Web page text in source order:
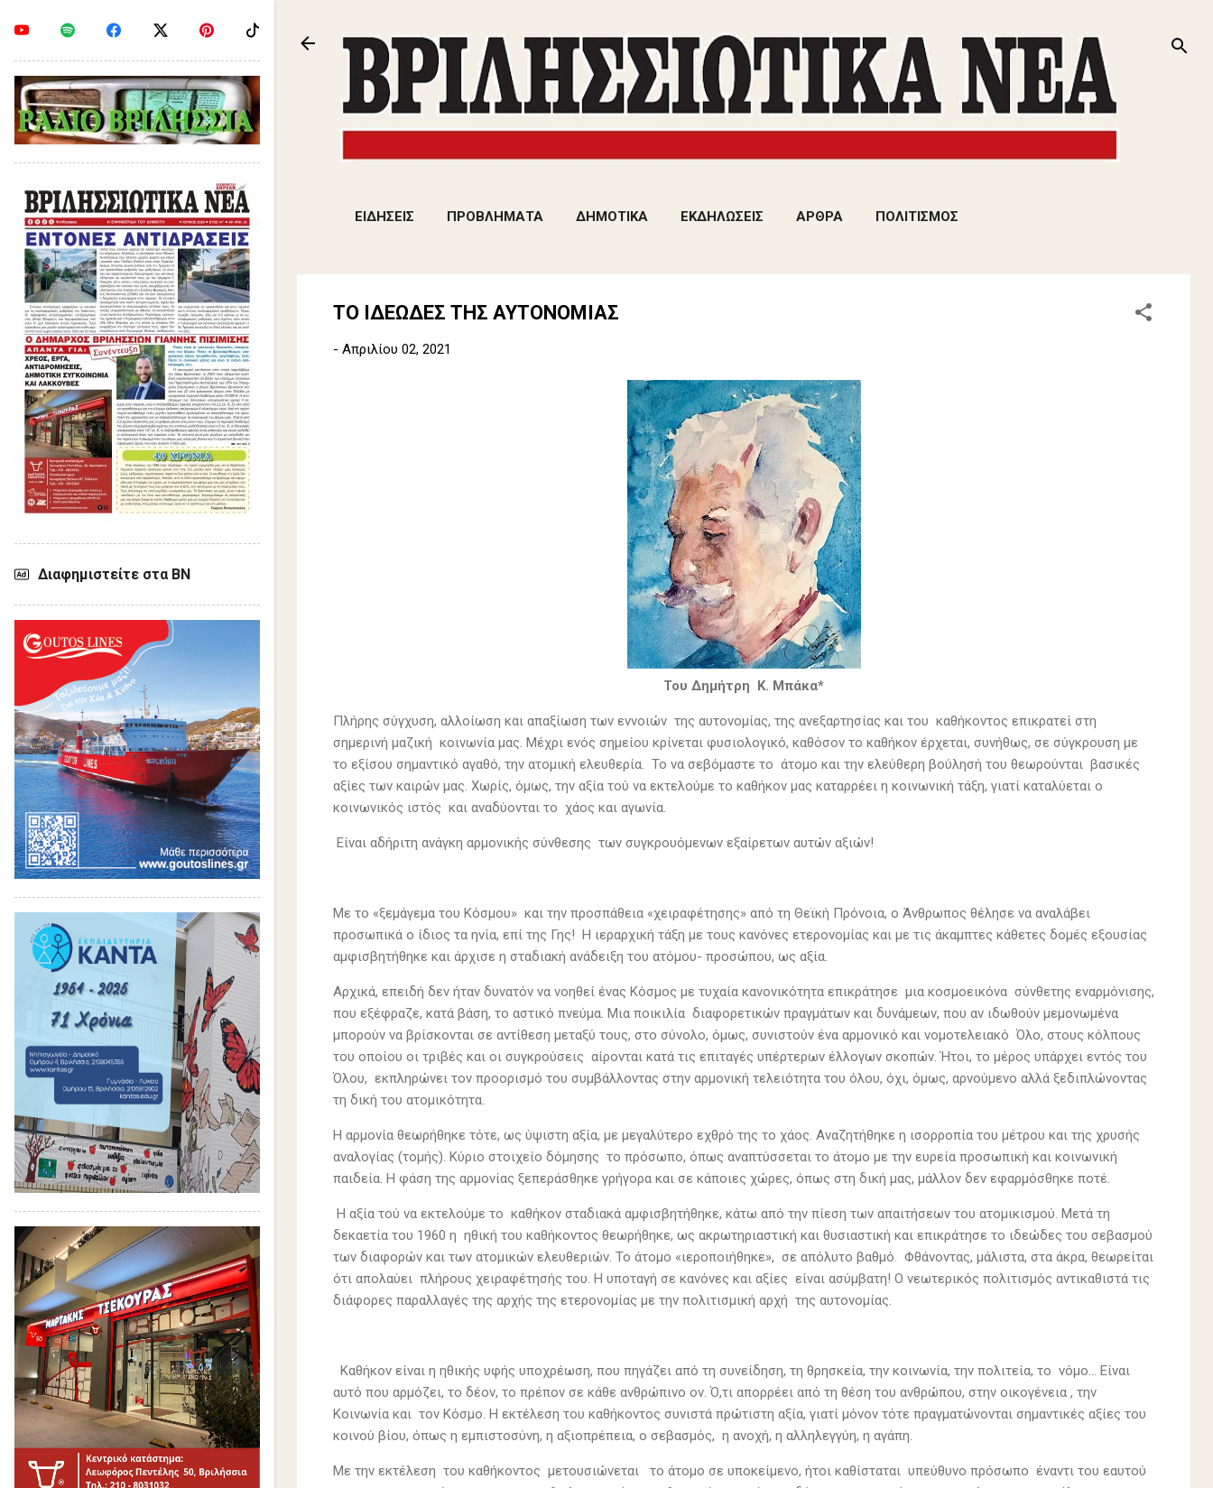
ΕΙΔΗΣΕΙΣ ΠΡΟΒΛΗΜΑΤΑ ΔΗΜΟΤΙΚΑ ΕΚΔΗΛΩΣΕΙΣ ΑΡΘΡΑ ΠΟΛΙΤΙΣΜΟΣ
ΤΟ ΙΔΕΩΔΕΣ ΤΗΣ ΑΥΤΟΝΟΜΙΑΣ
- Απριλίου 02, 2021
Του Δημήτρη Κ. Μπάκα*
Πλήρης σύγχυση, αλλοίωση και απαξίωση των εννοιών της αυτονομίας, της ανεξαρτησίας και του καθήκοντος επικρατεί στη
σημερινή μαζική κοινωνία μας. Μέχρι ενός σημείου κρίνεται φυσιολογικό, καθόσον το καθήκον έρχεται, συνήθως, σε σύγκρουση με
το εξίσου σημαντικό αγαθό, την ατομική ελευθερία. Το να σεβόμαστε το άτομο και την ελεύθερη βούλησή του θεωρούνται βασικές
αξίες των καιρών μας. Χωρίς, όμως, την αξία τού να εκτελούμε το καθήκον μας καταρρέει η κοινωνική τάξη, γιατί καταλύεται ο
κοινωνικός ιστός και αναδύονται το χάος και αγωνία.
Είναι αδήριτη ανάγκη αρμονικής σύνθεσης των συγκρουόμενων εξαίρετων αυτών αξιών!
Με το «ξεμάγεμα του Κόσμου» και την προσπάθεια «χειραφέτησης» από τη Θεϊκή Πρόνοια, ο Άνθρωπος θέλησε να αναλάβει
προσωπικά ο ίδιος τα ηνία, επί της Γης! Η ιεραρχική τάξη με τους κανόνες ετερονομίας και με τις άκαμπτες κάθετες δομές εξουσίας
αμφισβητήθηκε και άρχισε η σταδιακή ανάδειξη του ατόμου- προσώπου, ως αξία.
Αρχικά, επειδή δεν ήταν δυνατόν να νοηθεί ένας Κόσμος με τυχαία κανονικότητα επικράτησε μια κοσμοεικόνα σύνθετης εναρμόνισης,
που εξέφραζε, κατά βάση, το αστικό πνεύμα. Μια ποικιλία διαφορετικών πραγμάτων και δυνάμεων, που αν ιδωθούν μεμονωμένα
μπορούν να βρίσκονται σε αντίθεση μεταξύ τους, στο σύνολο, όμως, συνιστούν ένα αρμονικό και νομοτελειακό Όλο, στους κόλπους
του οποίου οι τριβές και οι συγκρούσεις αίρονται κατά τις επιταγές υπέρτερων έλλογων σκοπών. Ήτοι, το μέρος υπάρχει εντός του
Όλου, εκπληρώνει τον προορισμό του συμβάλλοντας στην αρμονική τελειότητα του όλου, όχι, όμως, αρνούμενο αλλά ξεδιπλώνοντας
τη δική του ατομικότητα.
Η αρμονία θεωρήθηκε τότε, ως ύψιστη αξία, με μεγαλύτερο εχθρό της το χάος. Αναζητήθηκε η ισορροπία του μέτρου και της χρυσής
αναλογίας (τομής). Κύριο στοιχείο δόμησης το πρόσωπο, όπως αναπτύσσεται το άτομο με την ευρεία προσωπική και κοινωνική
παιδεία. Η φάση της αρμονίας ξεπεράσθηκε γρήγορα και σε κάποιες χώρες, όπως στη δική μας, μάλλον δεν εφαρμόσθηκε ποτέ.
Η αξία τού να εκτελούμε το καθήκον σταδιακά αμφισβητήθηκε, κάτω από την πίεση των απαιτήσεων του ατομικισμού. Μετά τη
δεκαετία του 1960 η ηθική του καθήκοντος θεωρήθηκε, ως ακρωτηριαστική και θυσιαστική και επικράτησε το ιδεώδες του σεβασμού
των διαφορών και των ατομικών ελευθεριών. Το άτομο «ιεροποιήθηκε», σε απόλυτο βαθμό. Φθάνοντας, μάλιστα, στα άκρα, θεωρείται
ότι απολαύει πλήρους χειραφέτησής του. Η υποταγή σε κανόνες και αξίες είναι ασύμβατη! Ο νεωτερικός πολιτισμός αντικαθιστά τις
διάφορες παραλλαγές της αρχής της ετερονομίας με την πολιτισμική αρχή της αυτονομίας.
Καθήκον είναι η ηθικής υφής υποχρέωση, που πηγάζει από τη συνείδηση, τη θρησκεία, την κοινωνία, την πολιτεία, το νόμο… Είναι
αυτό που αρμόζει, το δέον, το πρέπον σε κάθε ανθρώπινο ον. Ό,τι απορρέει από τη θέση του ανθρώπου, στην οικογένεια , την
Κοινωνία και τον Κόσμο. Η εκτέλεση του καθήκοντος συνιστά πρώτιστη αξία, γιατί μόνον τότε πραγματώνονται σημαντικές αξίες του
κοινού βίου, όπως η εμπιστοσύνη, η αξιοπρέπεια, ο σεβασμός, η ανοχή, η αλληλεγγύη, η αγάπη.
Με την εκτέλεση του καθήκοντος μετουσιώνεται το άτομο σε υποκείμενο, ήτοι καθίσταται υπεύθυνο πρόσωπο έναντι του εαυτού
Διαφημιστείτε στα ΒΝ